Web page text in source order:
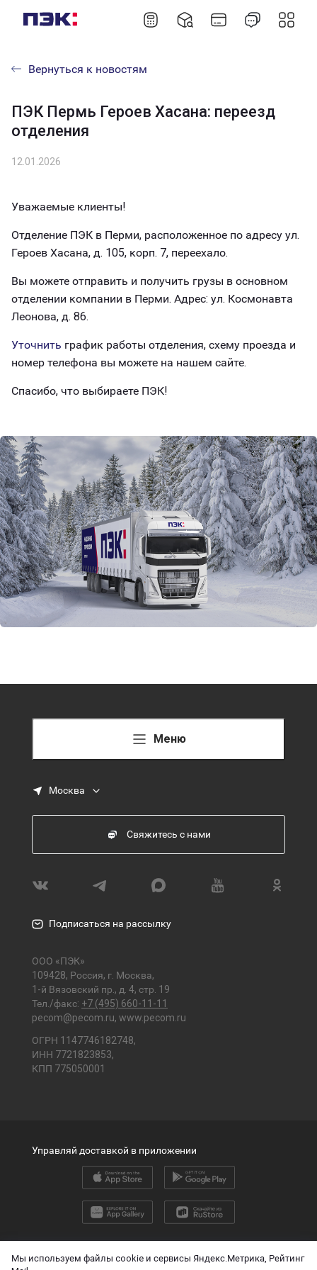
Мы используем файлы cookie и сервисы Яндекс.Метрика, Рейтинг
Вернуться к новостям
ПЭК Пермь Героев Хасана: переезд
отделения
12.01.2026
Уважаемые клиенты!
Отделение ПЭК в Перми, расположенное по адресу ул.
Героев Хасана, д. 105, корп. 7, переехало.
Вы можете отправить и получить грузы в основном
отделении компании в Перми. Адрес: ул. Космонавта
Леонова, д. 86.
Уточнить график работы отделения, схему проезда и
номер телефона вы можете на нашем сайте.
Спасибо, что выбираете ПЭК!
Меню
Москва
Свяжитесь с нами
Подписаться на рассылку
ООО «ПЭК»
109428, Россия, г. Москва,
1-й Вязовский пр., д. 4, стр. 19
Тел./факс: +7 (495) 660-11-11
pecom@pecom.ru, www.pecom.ru
ОГРН 1147746182748,
ИНН 7721823853,
КПП 775050001
2026 © ООО «ПЭК»
Управляй доставкой в приложении